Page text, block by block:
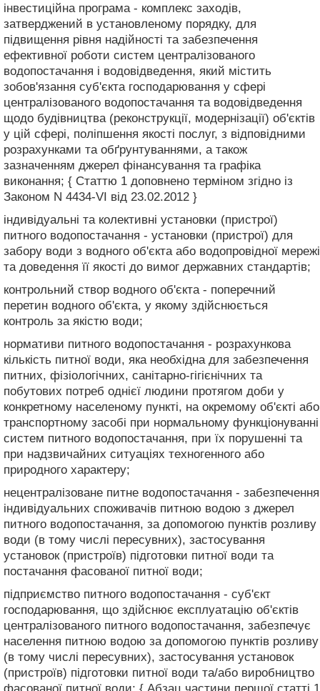
інвестиційна програма - комплекс заходів,
затверджений в установленому порядку, для
підвищення рівня надійності та забезпечення
ефективної роботи систем централізованого
водопостачання і водовідведення, який містить
зобов'язання суб'єкта господарювання у сфері
централізованого водопостачання та водовідведення
щодо будівництва (реконструкції, модернізації) об'єктів
у цій сфері, поліпшення якості послуг, з відповідними
розрахунками та обґрунтуваннями, а також
зазначенням джерел фінансування та графіка
виконання; { Статтю 1 доповнено терміном згідно із
Законом N 4434-VI від 23.02.2012 }
індивідуальні та колективні установки (пристрої)
питного водопостачання - установки (пристрої) для
забору води з водного об'єкта або водопровідної мережі
та доведення її якості до вимог державних стандартів;
контрольний створ водного об'єкта - поперечний
перетин водного об'єкта, у якому здійснюється
контроль за якістю води;
нормативи питного водопостачання - розрахункова
кількість питної води, яка необхідна для забезпечення
питних, фізіологічних, санітарно-гігієнічних та
побутових потреб однієї людини протягом доби у
конкретному населеному пункті, на окремому об'єкті або
транспортному засобі при нормальному функціонуванні
систем питного водопостачання, при їх порушенні та
при надзвичайних ситуаціях техногенного або
природного характеру;
нецентралізоване питне водопостачання - забезпечення
індивідуальних споживачів питною водою з джерел
питного водопостачання, за допомогою пунктів розливу
води (в тому числі пересувних), застосування
установок (пристроїв) підготовки питної води та
постачання фасованої питної води;
підприємство питного водопостачання - суб'єкт
господарювання, що здійснює експлуатацію об'єктів
централізованого питного водопостачання, забезпечує
населення питною водою за допомогою пунктів розливу
(в тому числі пересувних), застосування установок
(пристроїв) підготовки питної води та/або виробництво
фасованої питної води; { Абзац частини першої статті 1